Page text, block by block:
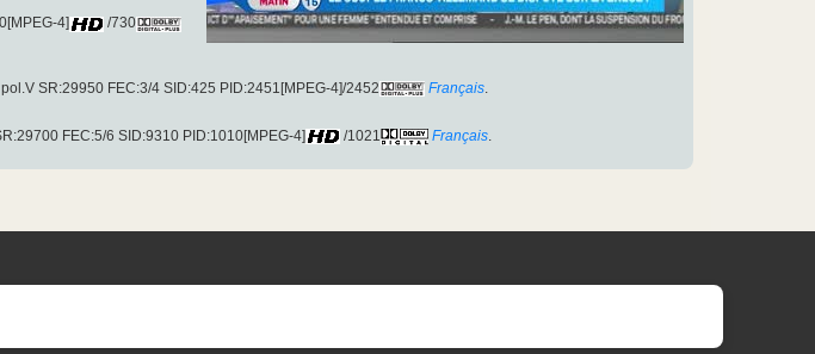
4]
/730
SR:29950 FEC:3/4 SID:425 PID:2451[MPEG-4]/2452 Français
FEC:5/6 SID:9310 PID:1010[MPEG-4] /1021 Français.